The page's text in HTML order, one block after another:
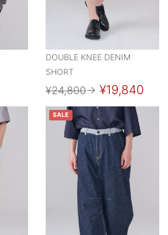
DOUBLE KNEE DENIM
SHORT
¥24,800→ ¥19,840
SALE